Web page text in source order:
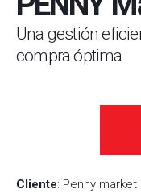
Una gestión
compra óptima
Cliente: Penny market